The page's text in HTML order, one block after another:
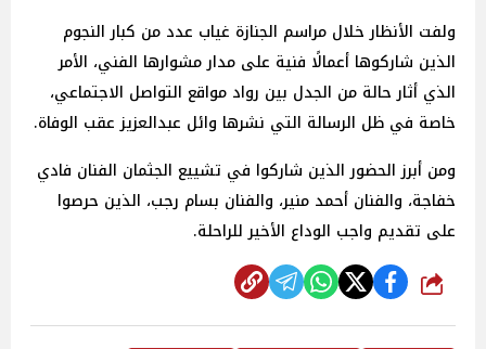
ولفت الأنظار خلال مراسم الجنازة غياب عدد من كبار النجوم
الذين شاركوها أعمالًا فنية على مدار مشوارها الفني، الأمر
الذي أثار حالة من الجدل بين رواد مواقع التواصل الاجتماعي،
خاصة في ظل الرسالة التي نشرها وائل عبدالعزيز عقب الوفاة.
ومن أبرز الحضور الذين شاركوا في تشييع الجثمان الفنان فادي
خفاجة، والفنان أحمد منير، والفنان بسام رجب، الذين حرصوا
على تقديم واجب الوداع الأخير للراحلة.
شارك